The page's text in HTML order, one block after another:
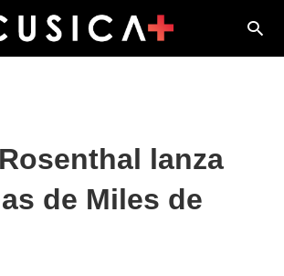
lanza
de Miles de